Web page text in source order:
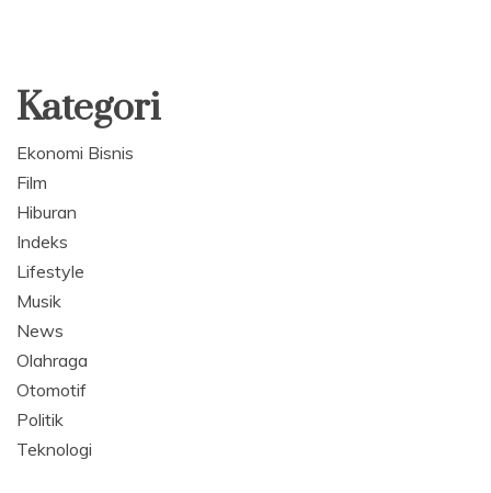
Kategori
Ekonomi Bisnis
Film
Hiburan
Indeks
Lifestyle
Musik
News
Olahraga
Otomotif
Politik
Teknologi